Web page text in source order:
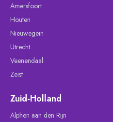
Amersfoort
Houten
Nieuwegein
Utrecht
Veenendaal
Zeist
Zuid-Holland
Alphen aan den Rijn